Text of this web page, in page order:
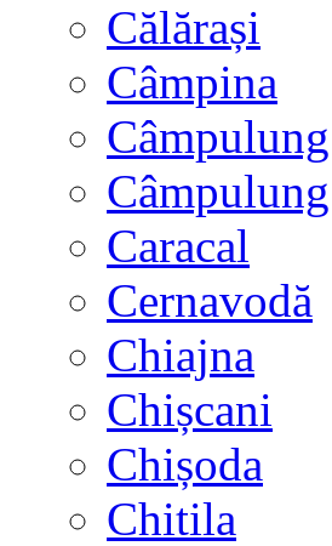
Călărași
Câmpina
Câmpulung
Caracal
Cernavodă
Chiajna
Chișcani
Chișoda
Chitila